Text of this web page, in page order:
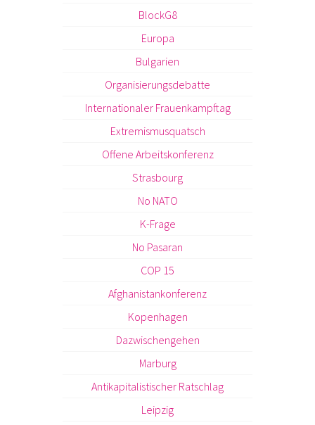
BlockG8
Europa
Bulgarien
Organisierungsdebatte
Internationaler Frauenkampftag
Extremismusquatsch
Offene Arbeitskonferenz
Strasbourg
No NATO
K-Frage
No Pasaran
COP 15
Afghanistankonferenz
Kopenhagen
Dazwischengehen
Marburg
Antikapitalistischer Ratschlag
Leipzig